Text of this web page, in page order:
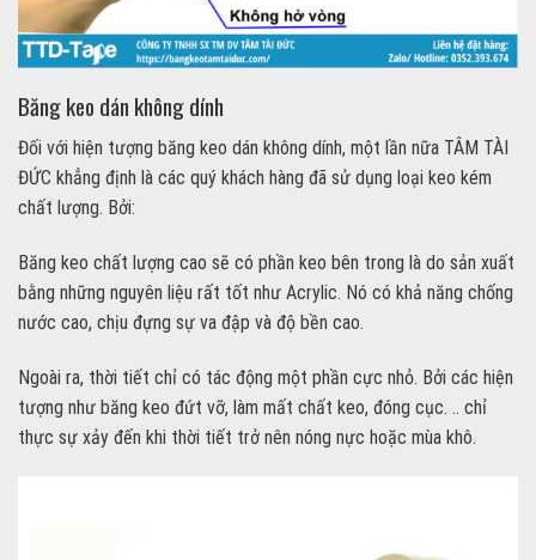
Băng keo dán không dính
Đối với hiện tượng băng keo dán không dính, một lần nữa TÂM TÀI
ĐỨC khẳng định là các quý khách hàng đã sử dụng loại keo kém
chất lượng. Bởi:
Băng keo chất lượng cao sẽ có phần keo bên trong là do sản xuất
bằng những nguyên liệu rất tốt như Acrylic. Nó có khả năng chống
nước cao, chịu đựng sự va đập và độ bền cao.
Ngoài ra, thời tiết chỉ có tác động một phần cực nhỏ. Bởi các hiện
tượng như băng keo đứt vỡ, làm mất chất keo, đóng cục. .. chỉ
thực sự xảy đến khi thời tiết trở nên nóng nực hoặc mùa khô.